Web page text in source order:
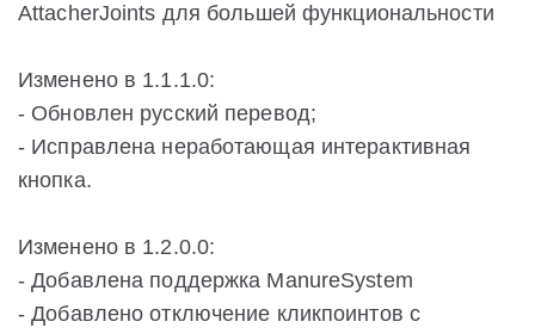
AttacherJoints для большей функциональности
Изменено в 1.1.1.0:
- Обновлен русский перевод;
- Исправлена неработающая интерактивная
кнопка.
Изменено в 1.2.0.0:
- Добавлена поддержка ManureSystem
- Добавлено отключение кликпоинтов с